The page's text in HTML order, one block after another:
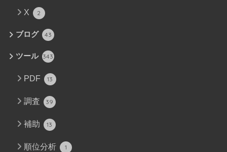
X 2
ブログ 43
ツール 343
PDF 13
調査 39
補助 13
順位分析 1